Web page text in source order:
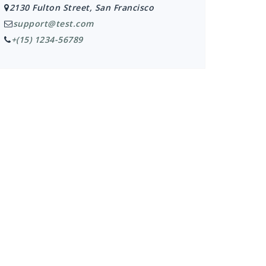
2130 Fulton Street, San Francisco
support@test.com
+(15) 1234-56789